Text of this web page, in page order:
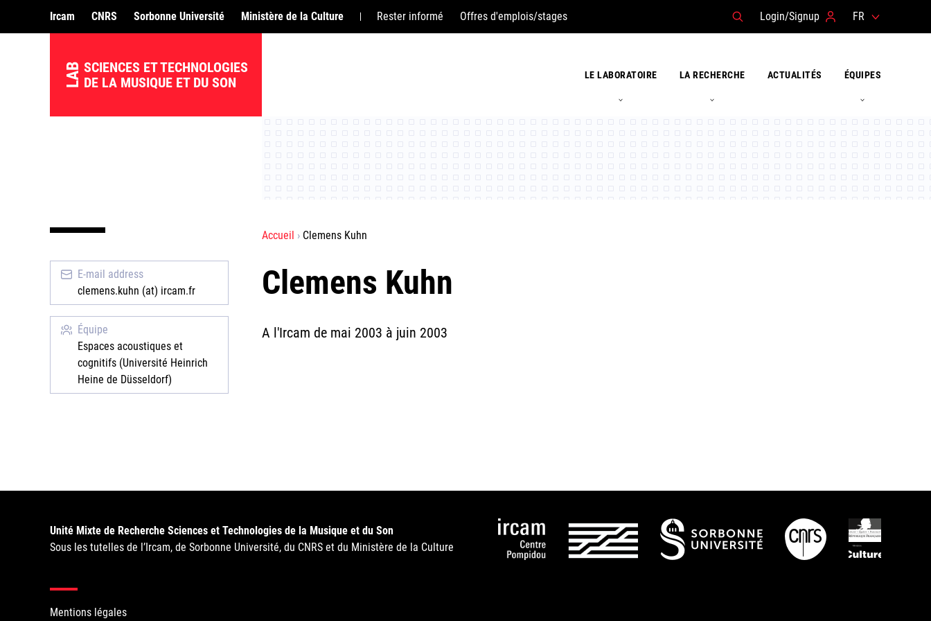
LAB SCIENCES ET TECHNOLOGIES
DE LA MUSIQUE ET DU SON
Ircam CNRS Sorbonne Université Ministère de la Culture Rester informé Offres d'emplois/stages Login/Signup FR
LE LABORATOIRE LA RECHERCHE ACTUALITÉS ÉQUIPES
Accueil Clemens Kuhn
Clemens Kuhn
E-mail address
clemens.kuhn (at) ircam.fr
Équipe
Espaces acoustiques et
cognitifs (Université Heinrich
Heine de Düsseldorf)
A l'Ircam de mai 2003 à juin 2003
Unité Mixte de Recherche Sciences et Technologies de la Musique et du Son
Sous les tutelles de l’Ircam, de Sorbonne Université, du CNRS et du Ministère de la Culture
Mentions légales